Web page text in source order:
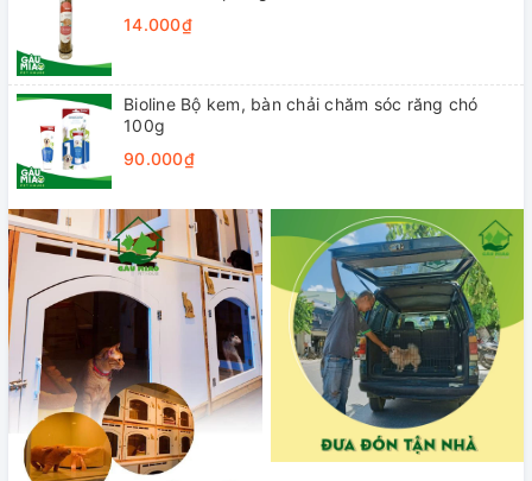
14.000₫
Bioline Bộ kem, bàn chải chăm sóc răng chó
100g
90.000₫